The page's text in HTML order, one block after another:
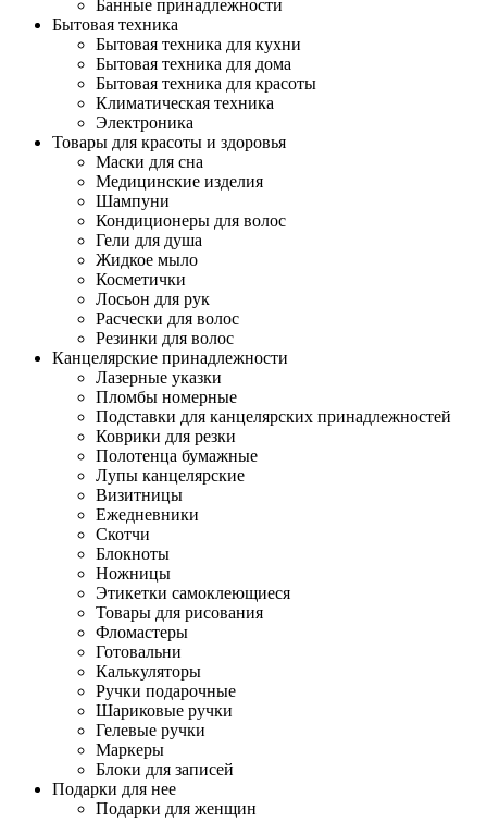
Банные принадлежности
Бытовая техника
Бытовая техника для кухни
Бытовая техника для дома
Бытовая техника для красоты
Климатическая техника
Электроника
Товары для красоты и здоровья
Маски для сна
Медицинские изделия
Шампуни
Кондиционеры для волос
Гели для душа
Жидкое мыло
Косметички
Лосьон для рук
Расчески для волос
Резинки для волос
Канцелярские принадлежности
Лазерные указки
Пломбы номерные
Подставки для канцелярских принадлежностей
Коврики для резки
Полотенца бумажные
Лупы канцелярские
Визитницы
Ежедневники
Скотчи
Блокноты
Ножницы
Этикетки самоклеющиеся
Товары для рисования
Фломастеры
Готовальни
Калькуляторы
Ручки подарочные
Шариковые ручки
Гелевые ручки
Маркеры
Блоки для записей
Подарки для нее
Подарки для женщин